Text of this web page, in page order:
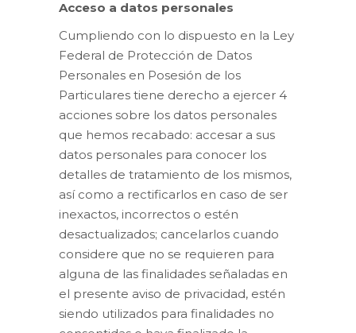
Acceso a datos personales
Cumpliendo con lo dispuesto en la Ley
Federal de Protección de Datos
Personales en Posesión de los
Particulares tiene derecho a ejercer 4
acciones sobre los datos personales
que hemos recabado: accesar a sus
datos personales para conocer los
detalles de tratamiento de los mismos,
así como a rectificarlos en caso de ser
inexactos, incorrectos o estén
desactualizados; cancelarlos cuando
considere que no se requieren para
alguna de las finalidades señaladas en
el presente aviso de privacidad, estén
siendo utilizados para finalidades no